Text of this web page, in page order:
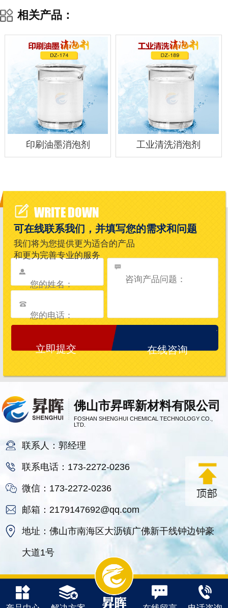
相关产品：
印刷油墨消泡剂 工业清洗消泡剂
佛山市昇晖新材料有限公司
FOSHAN SHENGHUI CHEMICAL TECHNOLOGY CO.,
LTD.
联系人：郭经理
联系电话：173-2272-0236
微信：173-2272-0236
邮箱：2179147692@qq.com
地址：佛山市南海区大沥镇广佛新干线钟边钟豪
大道1号
WRITE DOWN
可在线联系我们，并填写您的需求和问题
我们将为您提供更为适合的产品
和更为完善专业的服务
在线咨询